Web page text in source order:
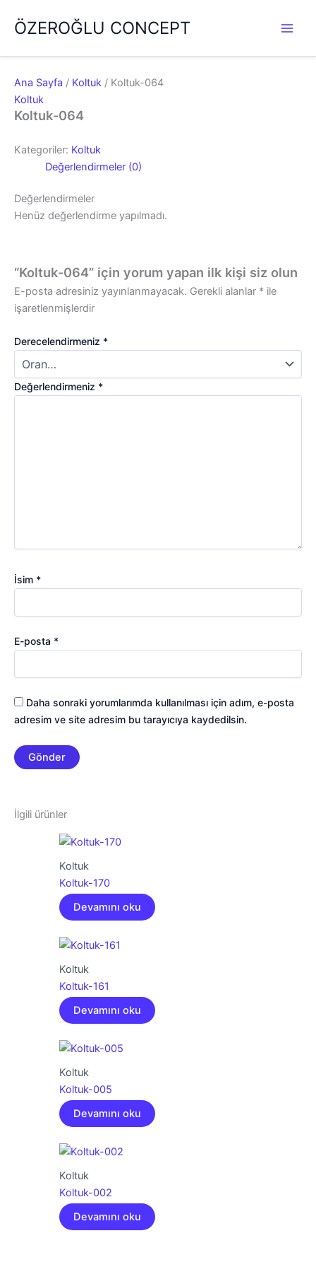
atlaÖZEROĞLU CONCEPT
Ana Sayfa / Koltuk / Koltuk-064
Koltuk
Koltuk-064
Kategoriler: Koltuk
Değerlendirmeler (0)
Değerlendirmeler
Henüz değerlendirme yapılmadı.
“Koltuk-064” için yorum yapan ilk kişi siz olun
E-posta adresiniz yayınlanmayacak. Gerekli alanlar * ile
işaretlenmişlerdir
Derecelendirmeniz *
Değerlendirmeniz *
İsim *
E-posta *
Daha sonraki yorumlarımda kullanılması için adım, e-posta
adresim ve site adresim bu tarayıcıya kaydedilsin.
İlgili ürünler
Koltuk
Koltuk-170
Devamını oku
Koltuk
Koltuk-161
Devamını oku
Koltuk
Koltuk-005
Devamını oku
Koltuk
Koltuk-002
Devamını oku